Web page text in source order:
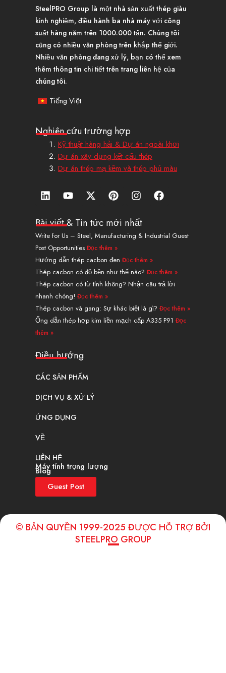
SteelPRO Group là một nhà sản xuất thép giàu
kinh nghiệm, điều hành ba nhà máy với công
suất hàng năm trên 1000.000 tấn. Chúng tôi
cũng có nhiều văn phòng trên khắp thế giới.
Nhiều văn phòng đang xử lý, bạn có thể xem
thêm thông tin chi tiết trên trang liên hệ của
chúng tôi.
Tiếng Việt
Nghiên cứu trường hợp
Kỹ thuật hàng hải & Dự án ngoài khơi
Dự án xây dựng kết cấu thép
Dự án thép mạ kẽm và thép phủ màu
L
i
k
e
d
i
n
Y
o
t
b
e
X
-
w
i
t
t
e
r
P
i
t
e
r
e
s
t
I
n
t
a
g
a
m
F
a
b
o
Bài viết & Tin tức mới nhất
Write for Us – Steel, Manufacturing & Industrial Guest
Post Opportunities Đọc thêm »
Hướng dẫn thép cacbon đen Đọc thêm »
Thép cacbon có độ bền như thế nào? Đọc thêm »
Thép cacbon có từ tính không? Nhận câu trả lời
nhanh chóng! Đọc thêm »
Thép cacbon và gang: Sự khác biệt là gì? Đọc thêm »
Ống dẫn thép hợp kim liền mạch cấp A335 P91 Đọc
thêm »
Điều hướng
CÁC SẢN PHẨM
DỊCH VỤ & XỬ LÝ
ỨNG DỤNG
VỀ
LIÊN HỆ
Máy tính trọng lượng
Blog
Guest Post
© BẢN QUYỀN 1999-2025 ĐƯỢC HỖ TRỢ BỞI
STEELPRO GROUP